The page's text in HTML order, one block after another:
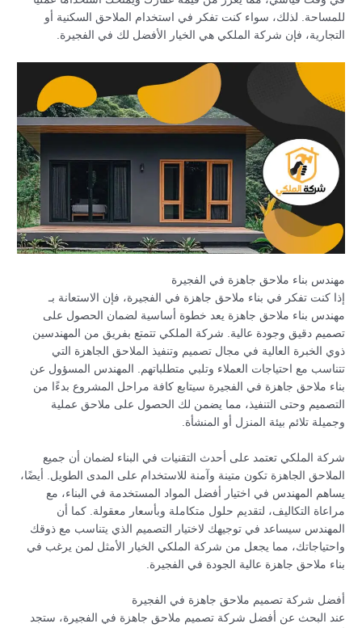
للمساحة. لذلك، سواء كنت تفكر في استخدام الملاحق السكنية أو
التجارية، فإن شركة الملكي هي الخيار الأفضل لك في الفجيرة.
مهندس بناء ملاحق جاهزة في الفجيرة
إذا كنت تفكر في بناء ملاحق جاهزة في الفجيرة، فإن الاستعانة بـ
مهندس بناء ملاحق جاهزة يعد خطوة أساسية لضمان الحصول على
تصميم دقيق وجودة عالية. شركة الملكي تتمتع بفريق من المهندسين
ذوي الخبرة العالية في مجال تصميم وتنفيذ الملاحق الجاهزة التي
تتناسب مع احتياجات العملاء وتلبي متطلباتهم. المهندس المسؤول عن
بناء ملاحق جاهزة في الفجيرة سيتابع كافة مراحل المشروع بدءًا من
التصميم وحتى التنفيذ، مما يضمن لك الحصول على ملاحق عملية
وجميلة تلائم بيئة المنزل أو المنشأة.
شركة الملكي تعتمد على أحدث التقنيات في البناء لضمان أن جميع
الملاحق الجاهزة تكون متينة وآمنة للاستخدام على المدى الطويل. أيضًا،
يساهم المهندس في اختيار أفضل المواد المستخدمة في البناء، مع
مراعاة التكاليف، لتقديم حلول متكاملة وبأسعار معقولة. كما أن
المهندس سيساعد في توجيهك لاختيار التصميم الذي يتناسب مع ذوقك
واحتياجاتك، مما يجعل من شركة الملكي الخيار الأمثل لمن يرغب في
بناء ملاحق جاهزة عالية الجودة في الفجيرة.
أفضل شركة تصميم ملاحق جاهزة في الفجيرة
عند البحث عن أفضل شركة تصميم ملاحق جاهزة في الفجيرة، ستجد